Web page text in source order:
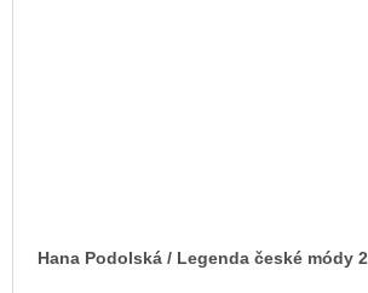
Hana Podolská / Legenda české módy 2